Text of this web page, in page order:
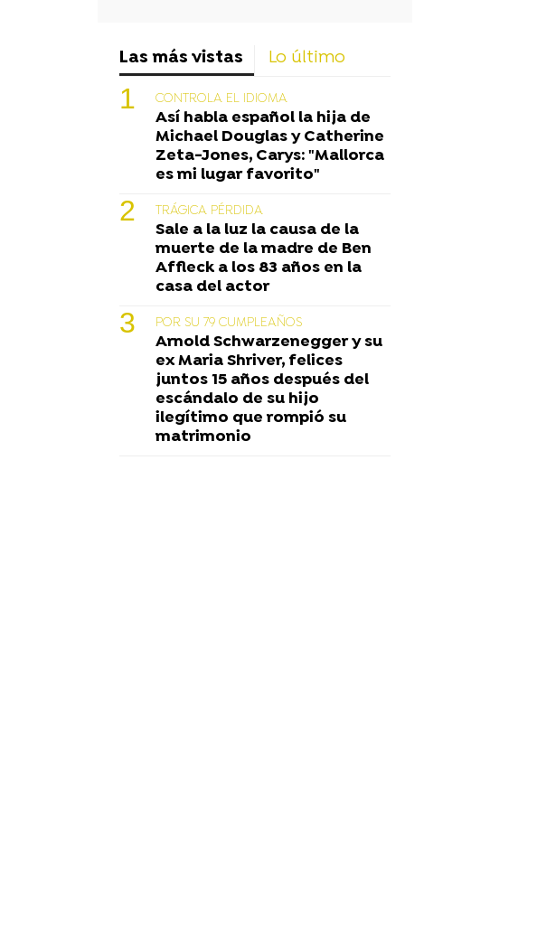
Las más vistas Lo último
CONTROLA EL IDIOMA
Así habla español la hija de
Michael Douglas y Catherine
Zeta-Jones, Carys: "Mallorca
es mi lugar favorito"
TRÁGICA PÉRDIDA
Sale a la luz la causa de la
muerte de la madre de Ben
Affleck a los 83 años en la
casa del actor
POR SU 79 CUMPLEAÑOS
Arnold Schwarzenegger y su
ex Maria Shriver, felices
juntos 15 años después del
escándalo de su hijo
ilegítimo que rompió su
matrimonio